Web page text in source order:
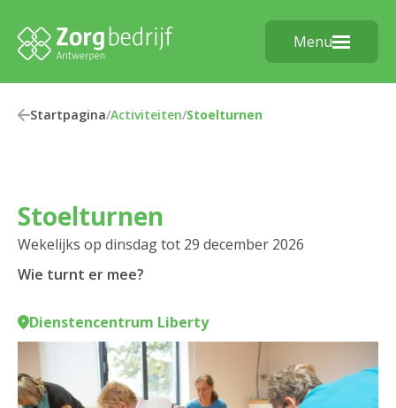
Menu
Startpagina/Activiteiten/Stoelturnen
Stoelturnen
Wekelijks op dinsdag tot 29 december 2026
Wie turnt er mee?
Dienstencentrum Liberty